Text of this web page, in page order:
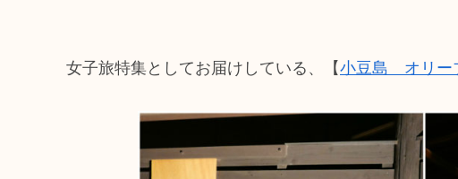
女子旅特集としてお届けしている、【小豆島 オリー